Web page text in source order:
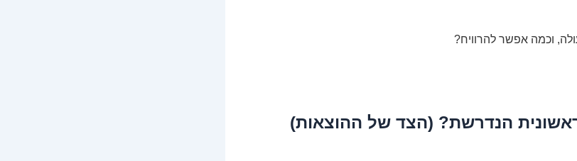
וכמה אפשר להרוויח?
הנדרשת? (הצד של ההוצאות)